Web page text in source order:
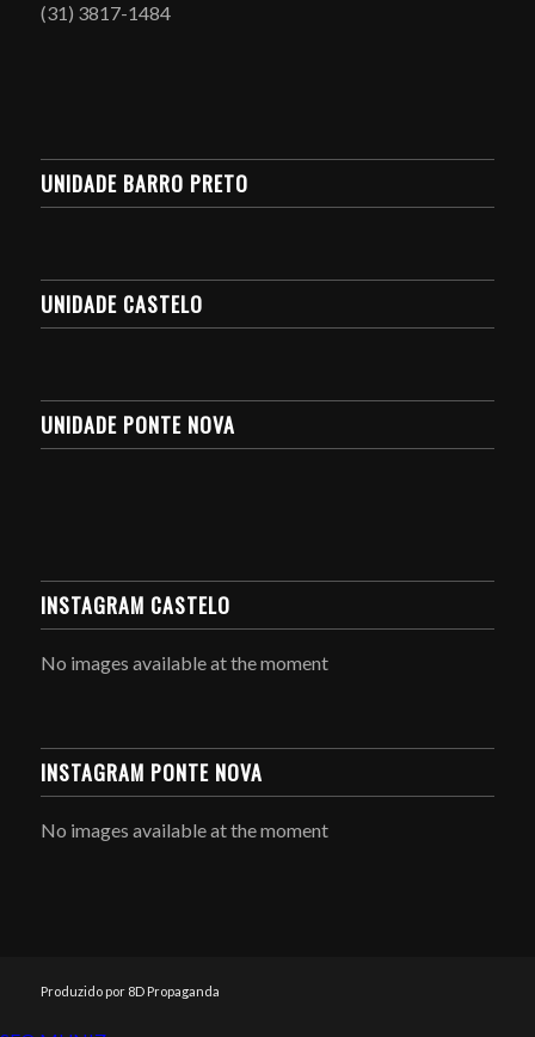
(31) 3817-1484
UNIDADE BARRO PRETO
UNIDADE CASTELO
UNIDADE PONTE NOVA
INSTAGRAM CASTELO
No images available at the moment
INSTAGRAM PONTE NOVA
No images available at the moment
Produzido por 8D Propaganda